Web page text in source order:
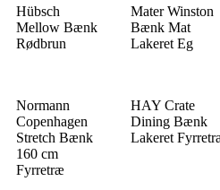
Hübsch
Mellow Bænk
Rødbrun
Mater Winston
Bænk Mat
Lakeret Eg
Normann
Copenhagen
Stretch Bænk
160 cm
Fyrretræ
HAY Crate
Dining Bænk
Lakeret